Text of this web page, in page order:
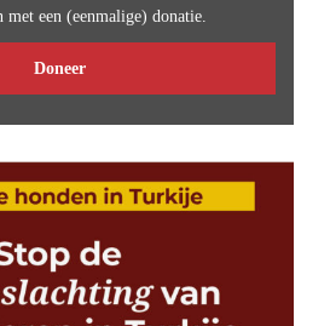
met een (eenmalige) donatie.
Doneer